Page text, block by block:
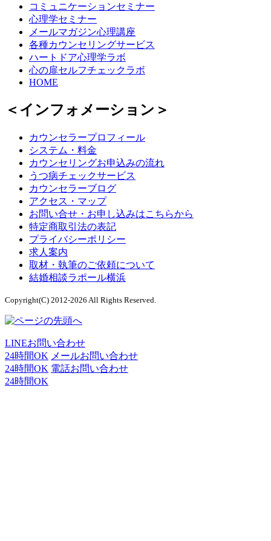
コミュニケーションセミナー
心理学セミナー
メールマガジン心理講座
各種カウンセリングサービス
ハートドア心理学ラボ
心の扉セルフチェックラボ
HOME
＜インフォメーション＞
カウンセラープロフィール
システム・料金
カウンセリングお申込みの流れ
うつ病チェックサービス
カウンセラーブログ
アクセス・マップ
お問い合せ・お申し込みはこちらから
特定商取引法の表記
プライバシーポリシー
求人案内
取材・執筆のご依頼について
結婚相談ラポール横浜
Copyright(C) 2012-2026 All Rights Reserved.
LINEお問い合わせ
24時間OK メールお問い合わせ
24時間OK 電話お問い合わせ
24時間OK